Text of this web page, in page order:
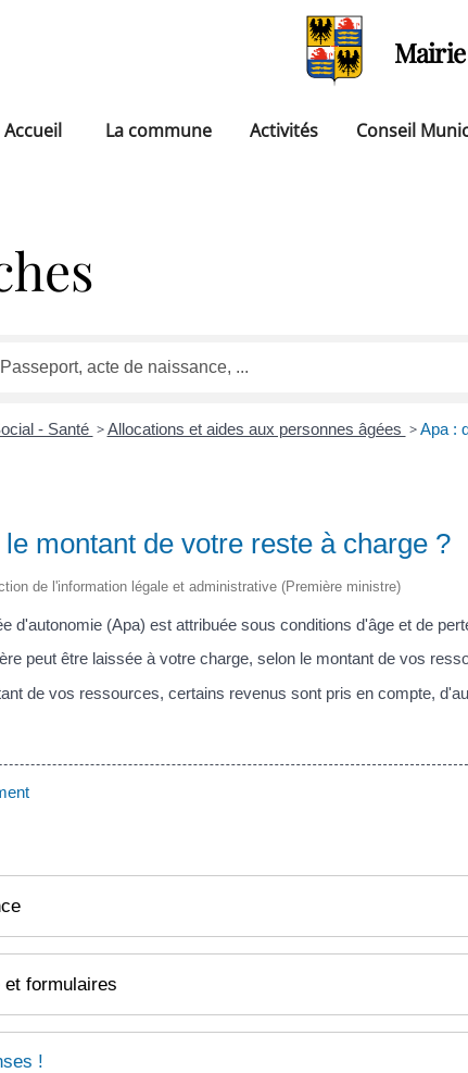
Accueil La commune Activités Conseil
- Santé > Allocations et aides aux personnes âgées > Apa :
montant de votre reste à charge ?
de l'information légale et administrative (Première ministre)
d'autonomie (Apa) est attribuée sous conditions d'âge et de
peut être laissée à votre charge, selon le montant de vos
de vos ressources, certains revenus sont pris en compte,
formulaires
!